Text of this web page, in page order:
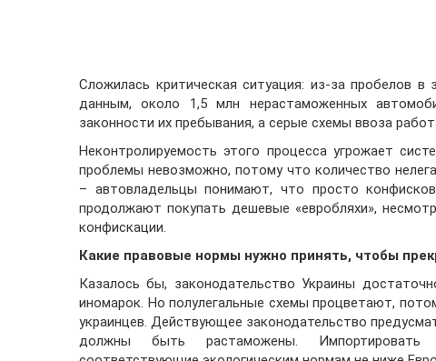
Сложилась критическая ситуация: из-за пробелов
данным, около 1,5 млн нерастаможенных
законности их пребывания, а серые схемы ввоза
Неконтролируемость этого процесса угрожает
проблемы невозможно, потому что количество
– автовладельцы понимают, что просто
продолжают покупать дешевые «евробляхи»,
конфискации.
Какие правовые нормы нужно принять, чтобы
Казалось бы, законодательство Украины
иномарок. Но полулегальные схемы процветают,
украинцев. Действующее законодательство
должны быть растаможены. Импортировать